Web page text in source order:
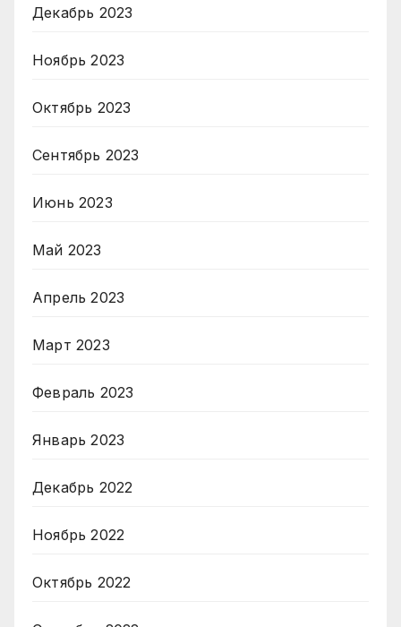
Декабрь 2023
Ноябрь 2023
Октябрь 2023
Сентябрь 2023
Июнь 2023
Май 2023
Апрель 2023
Март 2023
Февраль 2023
Январь 2023
Декабрь 2022
Ноябрь 2022
Октябрь 2022